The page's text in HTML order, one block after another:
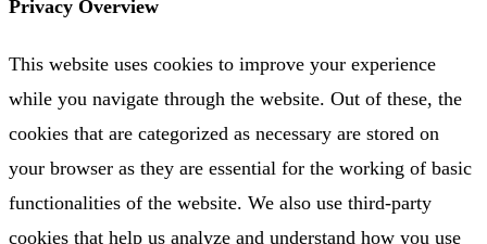
Privacy Overview
This website uses cookies to improve your experience
while you navigate through the website. Out of these, the
cookies that are categorized as necessary are stored on
your browser as they are essential for the working of basic
functionalities of the website. We also use third-party
cookies that help us analyze and understand how you use